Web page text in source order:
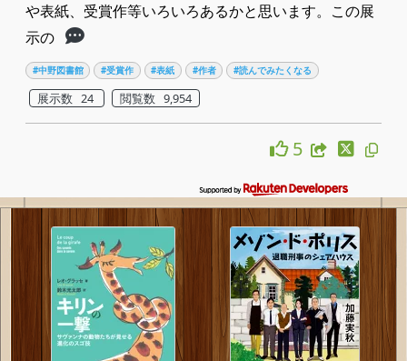
や表紙、受賞作等いろいろあるかと思います。この展
示の
#中野図書館 #受賞作 #表紙 #作者 #読んでみたくなる
展示数 24 閲覧数 9,954
5